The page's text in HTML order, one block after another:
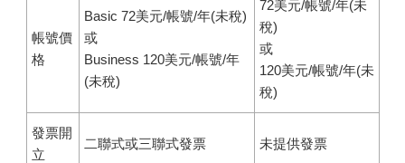
帳號價
格
Basic 72美元/帳號/年(未稅)
或
Business 120美元/帳號/年
(未稅)
72美元/帳號/年(未
稅)
或
120美元/帳號/年(未
稅)
發票開
立
二聯式或三聯式發票 未提供發票